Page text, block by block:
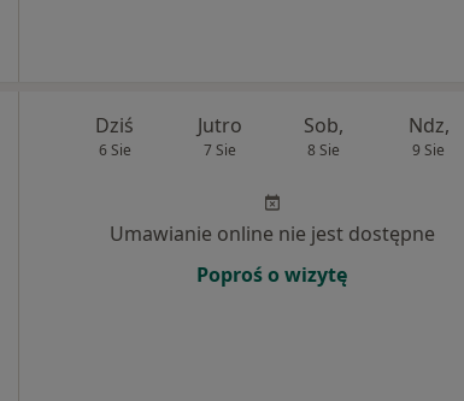
Dziś
6 Sie
Jutro
7 Sie
Sob,
8 Sie
Ndz,
9 Sie
Umawianie online nie jest dostępne
Poproś o wizytę